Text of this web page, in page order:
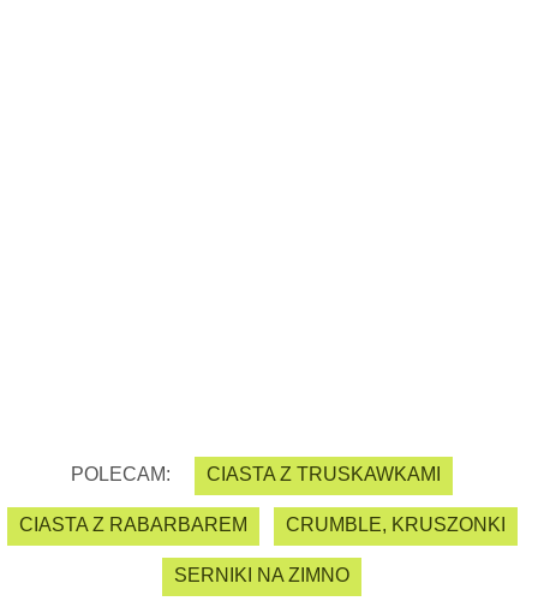
POLECAM: CIASTA Z TRUSKAWKAMI
CIASTA Z RABARBAREM CRUMBLE, KRUSZONKI
SERNIKI NA ZIMNO